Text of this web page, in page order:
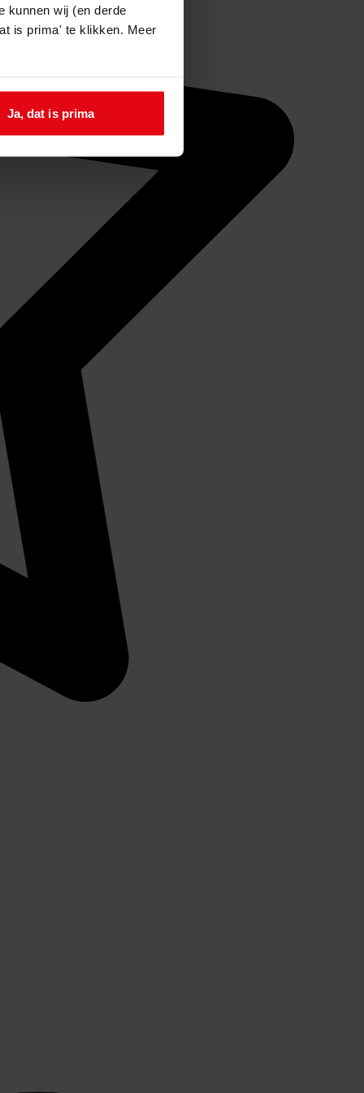
kunnen wij (en derde
is prima' te klikken. Meer
Ja, dat is prima